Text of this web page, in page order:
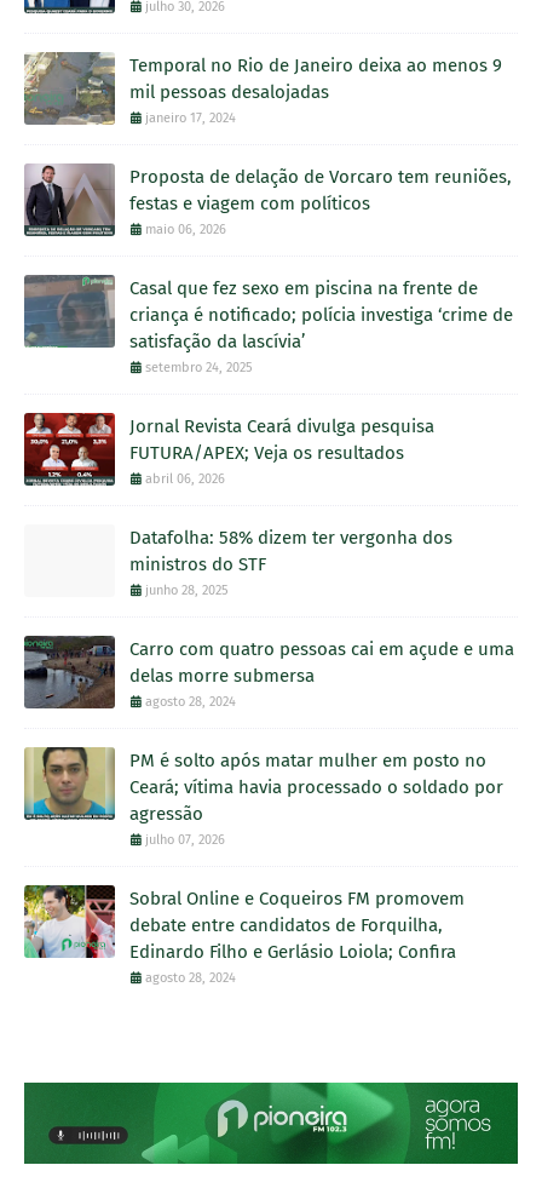
julho 30, 2026
Temporal no Rio de Janeiro deixa ao menos 9
mil pessoas desalojadas
janeiro 17, 2024
Proposta de delação de Vorcaro tem reuniões,
festas e viagem com políticos
maio 06, 2026
Casal que fez sexo em piscina na frente de
criança é notificado; polícia investiga ‘crime de
satisfação da lascívia’
setembro 24, 2025
Jornal Revista Ceará divulga pesquisa
FUTURA/APEX; Veja os resultados
abril 06, 2026
Datafolha: 58% dizem ter vergonha dos
ministros do STF
junho 28, 2025
Carro com quatro pessoas cai em açude e uma
delas morre submersa
agosto 28, 2024
PM é solto após matar mulher em posto no
Ceará; vítima havia processado o soldado por
agressão
julho 07, 2026
Sobral Online e Coqueiros FM promovem
debate entre candidatos de Forquilha,
Edinardo Filho e Gerlásio Loiola; Confira
agosto 28, 2024